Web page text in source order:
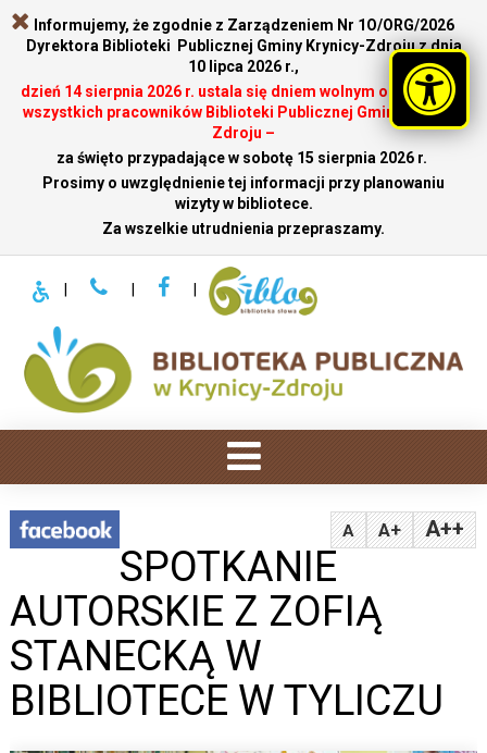
Informujemy, że zgodnie z Zarządzeniem Nr 1O/ORG/2026
Dyrektora Biblioteki Publicznej Gminy Krynicy-Zdroju z dnia
10 lipca 2026 r.,
dzień 14 sierpnia 2026 r. ustala się dniem wolnym od pracy dla
wszystkich pracowników Biblioteki Publicznej Gminy Krynicy-
Zdroju –
za święto przypadające w sobotę 15 sierpnia 2026 r.
Prosimy o uwzględnienie tej informacji przy planowaniu
wizyty w bibliotece.
Za wszelkie utrudnienia przepraszamy.
A A+ A++
SPOTKANIE
AUTORSKIE Z ZOFIĄ
STANECKĄ W
BIBLIOTECE W TYLICZU